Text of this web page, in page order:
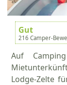
Gut
216 Camper-
Auf
Lodge-Zelte